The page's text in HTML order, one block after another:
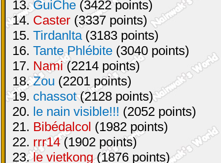
13.GuiChe (3422 points)
14. Caster (3337 points)
15. Tirdanlta(3183 points)
16. Tante Phlébite (3040 points)
17. Nami(2214 points)
18.Zou (2201 points)
19. chassot(2128 points)
20. le nain visible!!! (2052 points)
21. Bibédalcol (1982 points)
22. rrr14(1902 points)
23.le vietkong(1876 points)